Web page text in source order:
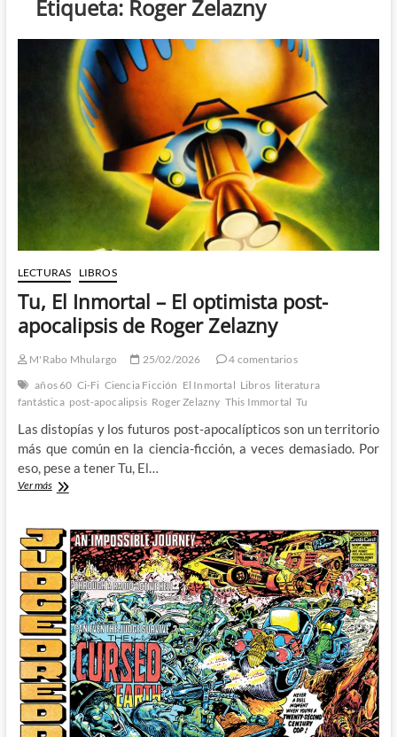
Etiqueta: Roger Zelazny
LECTURAS LIBROS
Tu, El Inmortal – El optimista post-
apocalipsis de Roger Zelazny
M'Rabo Mhulargo 25/02/2026
4 comentarios
años 60 Ci-Fi Ciencia Ficción El Inmortal Libros literatura
fantástica post-apocalipsis Roger Zelazny This Immortal Tu
Las distopías y los futuros post-apocalípticos son un territorio
más que común en la ciencia-ficción, a veces demasiado. Por
eso, pese a tener Tu, El…
Ver másTu,
–
El
optimista
post-
apocalipsis
de
Roger
Zelazny